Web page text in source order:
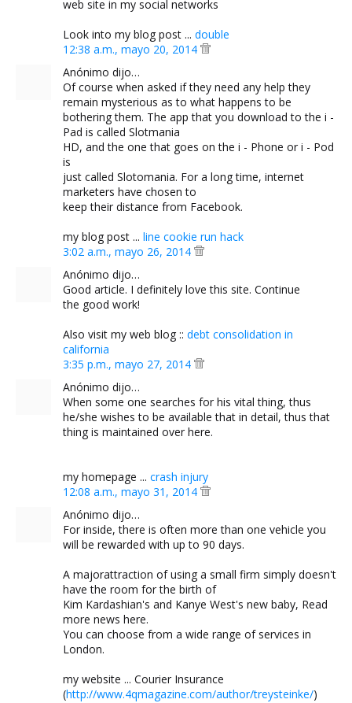
web site in my social networks
Look into my blog post ... double
12:38 a.m., mayo 20, 2014
Anónimo dijo…
Of course when asked if they need any help they
remain mysterious as to what happens to be
bothering them. The app that you download to the i -
Pad is called Slotmania
HD, and the one that goes on the i - Phone or i - Pod
is
just called Slotomania. For a long time, internet
marketers have chosen to
keep their distance from Facebook.
my blog post ... line cookie run hack
3:02 a.m., mayo 26, 2014
Anónimo dijo…
Good article. I definitely love this site. Continue
the good work!
Also visit my web blog :: debt consolidation in
california
3:35 p.m., mayo 27, 2014
Anónimo dijo…
When some one searches for his vital thing, thus
he/she wishes to be available that in detail, thus that
thing is maintained over here.
my homepage ... crash injury
12:08 a.m., mayo 31, 2014
Anónimo dijo…
For inside, there is often more than one vehicle you
will be rewarded with up to 90 days.
A majorattraction of using a small firm simply doesn't
have the room for the birth of
Kim Kardashian's and Kanye West's new baby, Read
more news here.
You can choose from a wide range of services in
London.
my website ... Courier Insurance
(http://www.4qmagazine.com/author/treysteinke/)